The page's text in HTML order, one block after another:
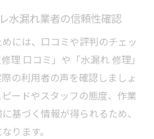
水漏れ業者の信頼性確認
には、口コミや評判のチェッ
理 口コミ」や「水漏れ 修理」
の利用者の声を確認しましょ
ードやスタッフの態度、作業
基づく情報が得られるため、
ります。